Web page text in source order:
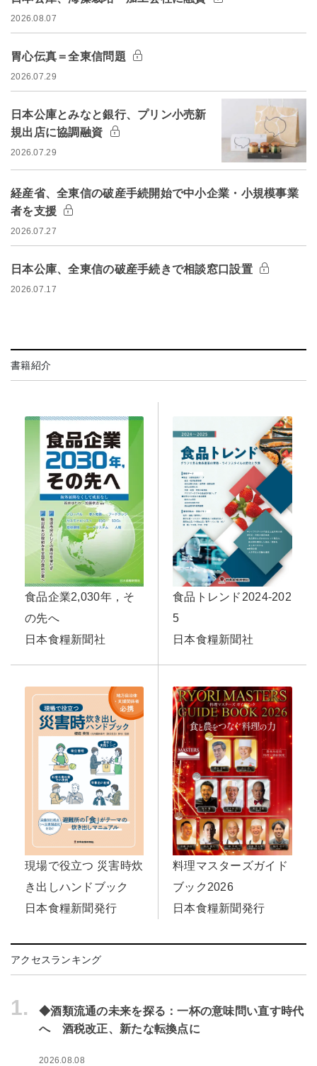
2026.08.07
胃心伝真＝全東信問題
2026.07.29
日本公庫とみなと銀行、プリン小売新
規出店に協調融資
2026.07.29
経産省、全東信の破産手続開始で中小企業・小規模事業
者を支援
2026.07.27
日本公庫、全東信の破産手続きで相談窓口設置
2026.07.17
書籍紹介
食品企業2,030年，そ
の先へ
日本食糧新聞社
食品トレンド2024-202
5
日本食糧新聞社
現場で役立つ 災害時炊
き出しハンドブック
日本食糧新聞発行
料理マスターズガイド
ブック2026
日本食糧新聞発行
アクセスランキング
1.
◆酒類流通の未来を探る：一杯の意味問い直す時代
へ 酒税改正、新たな転換点に
2026.08.08